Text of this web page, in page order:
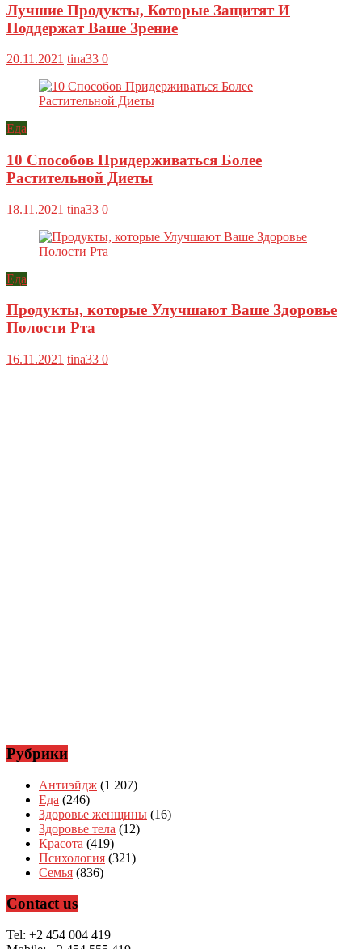
Лучшие Продукты, Которые Защитят И
Поддержат Ваше Зрение
20.11.2021 tina33 0
Еда
10 Способов Придерживаться Более
Растительной Диеты
18.11.2021 tina33 0
Еда
Продукты, которые Улучшают Ваше Здоровье
Полости Рта
16.11.2021 tina33 0
Рубрики
Антиэйдж (1 207)
Еда (246)
Здоровье женщины (16)
Здоровье тела (12)
Красота (419)
Психология (321)
Семья (836)
Contact us
Tel: +2 454 004 419